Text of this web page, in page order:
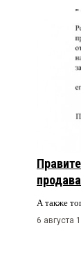
А также
6 августа